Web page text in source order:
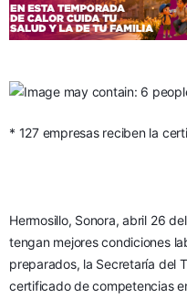
* 127 empresas reciben la
Hermosillo, Sonora, abril 26
tengan mejores condiciones
preparados, la Secretaría del
certificado de competencias